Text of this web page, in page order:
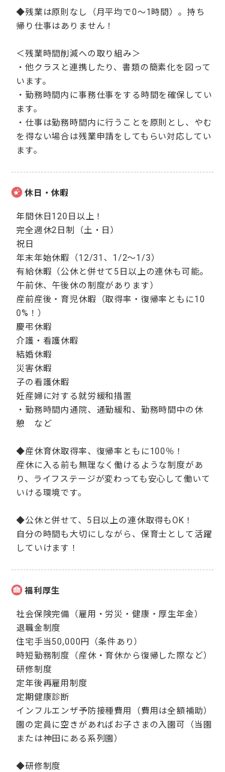
◆残業は原則なし（月平均で0～1時間）。持ち
帰り仕事はありません！
＜残業時間削減への取り組み＞
・他クラスと連携したり、書類の簡素化を図って
います。
・勤務時間内に事務仕事をする時間を確保してい
ます。
・仕事は勤務時間内に行うことを原則とし、やむ
を得ない場合は残業申請をしてもらい対応してい
ます。
休日・休暇
年間休日120日以上！
完全週休2日制（土・日）
祝日
年末年始休暇（12/31、1/2～1/3）
有給休暇（公休と併せて5日以上の連休も可能。
午前休、午後休の制度があります）
産前産後・育児休暇（取得率・復帰率ともに10
0%！）
慶弔休暇
介護・看護休暇
結婚休暇
災害休暇
子の看護休暇
妊産婦に対する就労緩和措置
・勤務時間内通院、通勤緩和、勤務時間中の休
憩　など
◆産休育休取得率、復帰率ともに100％！
産休に入る前も無理なく働けるような制度があ
り、ライフステージが変わっても安心して働いて
いける環境です。
◆公休と併せて、5日以上の連休取得もOK！
自分の時間も大切にしながら、保育士として活躍
していけます！
福利厚生
社会保険完備（雇用・労災・健康・厚生年金）
退職金制度
住宅手当50,000円（条件あり）
時短勤務制度（産休・育休から復帰した際など）
研修制度
定年後再雇用制度
定期健康診断
インフルエンザ予防接種費用（費用は全額補助）
園の定員に空きがあればお子さまの入園可（当園
または神田にある系列園）
◆研修制度